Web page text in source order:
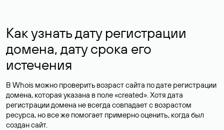
Как узнать дату регистрации
домена, дату срока его
истечения
В Whois можно проверить возраст сайта по дате регистрации
домена, которая указана в поле «created». Хотя дата
регистрации домена не всегда совпадает с возрастом
ресурса, но все же помогает примерно оценить, когда был
создан сайт.